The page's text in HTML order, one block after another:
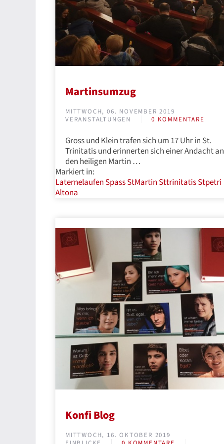
Martinsumzug
MITTWOCH, 06. NOVEMBER 2019
VERANSTALTUNGEN
0 KOMMENTARE
Gross und Klein trafen sich um 17 Uhr in St.
Trinitatis und erinnerten sich einer Andacht an
den heiligen Martin …
Markiert in:
Laternelaufen SpassStMartin SttrinitatisStpetri
Altona
Konfi Blog
MITTWOCH, 16. OKTOBER 2019